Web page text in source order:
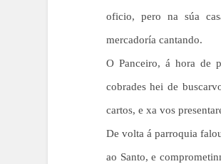
oficio, pero na súa
mercadoría cantando.
O Panceiro, á hora de
cobrades hei de
cartos, e xa vos
De volta á parroquia
ao Santo, e